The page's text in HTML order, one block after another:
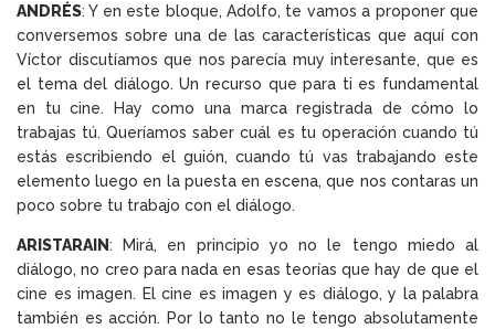
ANDRÉS: Y en este bloque, Adolfo, te vamos a proponer que
conversemos sobre una de las características que aquí con
Víctor discutíamos que nos parecía muy interesante, que es
el tema del diálogo. Un recurso que para ti es fundamental
en tu cine. Hay como una marca registrada de cómo lo
trabajas tú. Queríamos saber cuál es tu operación cuando tú
estás escribiendo el guión, cuando tú vas trabajando este
elemento luego en la puesta en escena, que nos contaras un
poco sobre tu trabajo con el diálogo.
ARISTARAIN: Mirá, en principio yo no le tengo miedo al
diálogo, no creo para nada en esas teorías que hay de que el
cine es imagen. El cine es imagen y es diálogo, y la palabra
también es acción. Por lo tanto no le tengo absolutamente